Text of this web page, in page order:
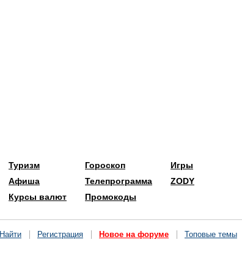
Туризм
Афиша
Курсы валют
Гороскоп
Телепрограмма
Промокоды
Игры
ZODY
Найти Регистрация Новое на форуме Топовые темы